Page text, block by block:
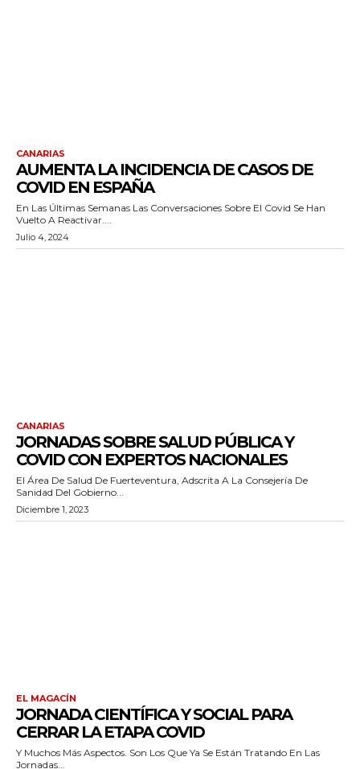
CANARIAS
AUMENTA LA INCIDENCIA DE CASOS DE
COVID EN ESPAÑA
En Las Últimas Semanas Las Conversaciones Sobre El Covid Se Han
Vuelto A Reactivar....
Julio 4, 2024
CANARIAS
JORNADAS SOBRE SALUD PÚBLICA Y
COVID CON EXPERTOS NACIONALES
El Área De Salud De Fuerteventura, Adscrita A La Consejería De
Sanidad Del Gobierno...
Diciembre 1, 2023
EL MAGACÍN
JORNADA CIENTÍFICA Y SOCIAL PARA
CERRAR LA ETAPA COVID
Y Muchos Más Aspectos. Son Los Que Ya Se Están Tratando En Las
Jornadas...